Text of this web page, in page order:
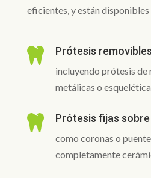
eficientes, y están
 Prótesis removibles
incluyendo prótesis de
metálicas o
 Prótesis fijas
como coronas o
completamente